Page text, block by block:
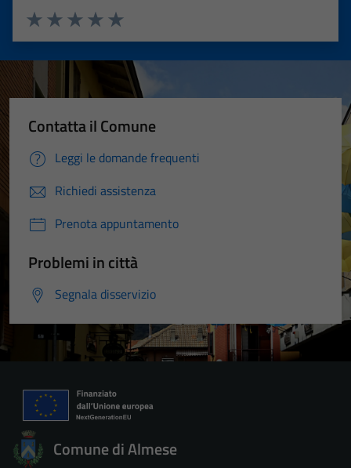
Valuta 5 stelle su 5
Valuta 4 stelle su 5
Valuta 3 stelle su 5
Valuta 2 stelle su 5
Valuta 1 stelle su 5
Contatta il Comune
Leggi le domande frequenti
Richiedi assistenza
Prenota appuntamento
Problemi in città
Segnala disservizio
Comune di Almese